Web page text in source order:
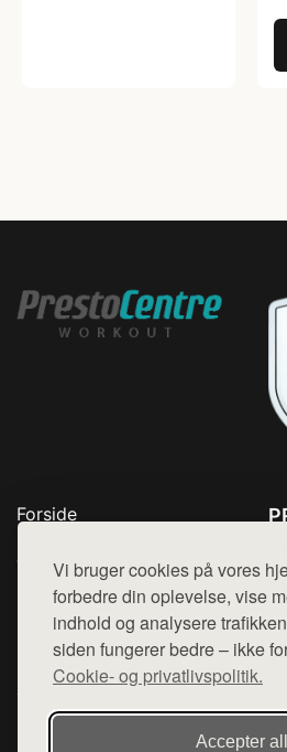
Vi bruger cookies på vores
forbedre din oplevelse, vise
indhold og analysere
siden fungerer bedre – ikke
Cookie- og privatlivspolitik.
Accepter
Forside
Top Rabatter
Kontakt
Denne side er en del af want.dk, der